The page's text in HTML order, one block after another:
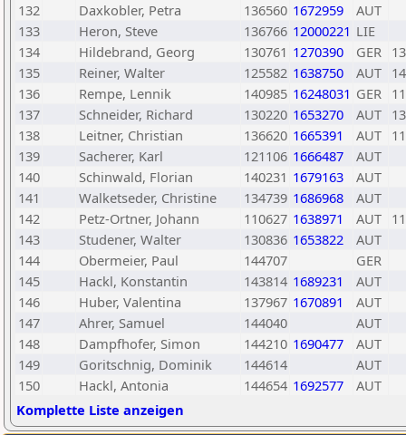
132
Daxkobler, Petra 136560 1672959
AUT
133
Heron, Steve 136766 12000221 LIE
134
Hildebrand, Georg 130761 1270390 GER
135
Reiner, Walter 125582 1638750 AUT
136
Rempe, Lennik 140985 16248031 GER
137
Schneider, Richard 130220 1653270 AUT
138
Leitner, Christian 136620 1665391 AUT
139
Sacherer, Karl 121106 1666487
AUT
140
Schinwald, Florian 140231 1679163
AUT
141
Walketseder, Christine 134739 1686968
AUT
142
Petz-Ortner, Johann 110627 1638971 AUT
143
Studener, Walter 130836 1653822
AUT
144
Obermeier, Paul 144707
GER
145
Hackl, Konstantin 143814 1689231
AUT
146
Huber, Valentina 137967 1670891
AUT
147
Ahrer, Samuel 144040
AUT
148
Dampfhofer, Simon 144210 1690477
AUT
149
Goritschnig, Dominik 144614
AUT
150
Hackl, Antonia 144654 1692577
AUT
Komplette Liste anzeigen